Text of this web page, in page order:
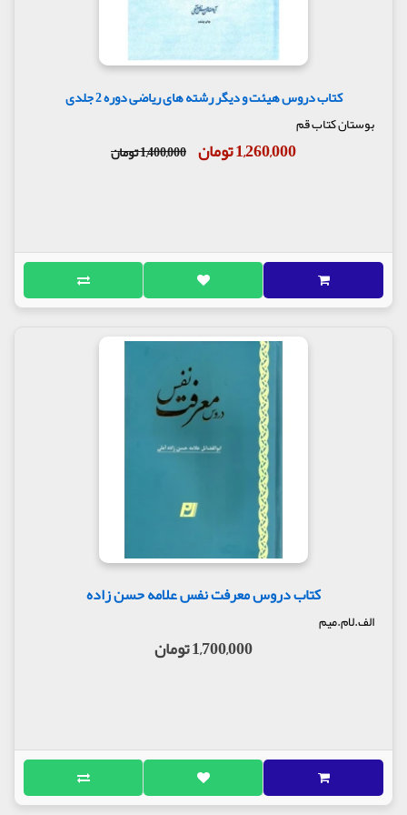
کتاب دروس هیئت و دیگر رشته های ریاضی دوره 2 جلدی
بوستان کتاب قم
1,260,000 تومان 1,400,000 تومان
کتاب دروس معرفت نفس علامه حسن زاده
الف.لام.میم
1,700,000 تومان